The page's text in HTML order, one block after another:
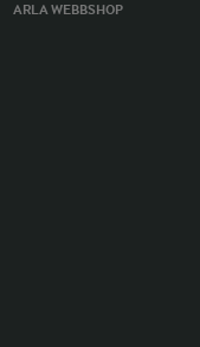
ARLA WEBBSHOP